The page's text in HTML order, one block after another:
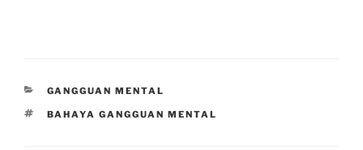
CATEGORIES
GANGGUAN MENTAL
TAGS
BAHAYA GANGGUAN MENTAL